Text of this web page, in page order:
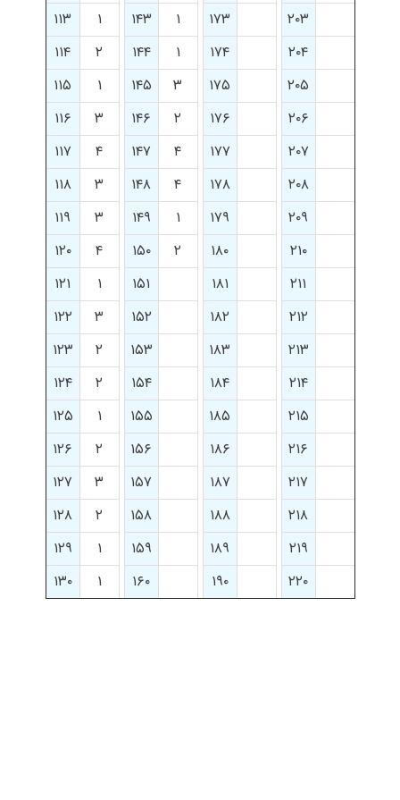
۲۰۳ ۱۷۳ ۱ ۱۴۳ ۱
۱۱۳
۲۰۴
۱۷۴ ۱ ۱۴۴ ۲
۱۱۴
۲۰۵
۱۷۵ ۳ ۱۴۵ ۱
۱۱۵
۲۰۶
۱۷۶ ۲ ۱۴۶ ۳
۱۱۶
۲۰۷
۱۷۷ ۴ ۱۴۷ ۴
۱۱۷
۲۰۸
۱۷۸ ۴ ۱۴۸ ۳
۱۱۸
۲۰۹
۱۷۹ ۱ ۱۴۹ ۳
۱۱۹
۲۱۰
۱۸۰ ۲ ۱۵۰ ۴
۱۲۰
۲۱۱
۱۸۱ ۱۵۱ ۱
۱۲۱
۲۱۲
۱۸۲ ۱۵۲ ۳
۱۲۲
۲۱۳
۱۸۳ ۱۵۳ ۲
۱۲۳
۲۱۴
۱۸۴ ۱۵۴ ۲
۱۲۴
۲۱۵
۱۸۵ ۱۵۵ ۱
۱۲۵
۲۱۶
۱۸۶ ۱۵۶ ۲
۱۲۶
۲۱۷
۱۸۷ ۱۵۷ ۳
۱۲۷
۲۱۸
۱۸۸ ۱۵۸ ۲
۱۲۸
۲۱۹
۱۸۹ ۱۵۹ ۱
۱۲۹
۲۲۰
۱۹۰ ۱۶۰ ۱ ۱۳۰